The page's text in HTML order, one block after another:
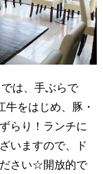
は、手ぶらで
牛をはじめ、豚・
らり！ランチに
いますので、ド
さい☆開放的で